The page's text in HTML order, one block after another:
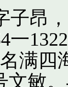
子昂
一
满四
文敏